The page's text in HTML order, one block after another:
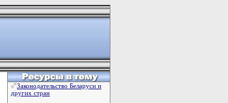
Законодательство Беларуси и
других стран